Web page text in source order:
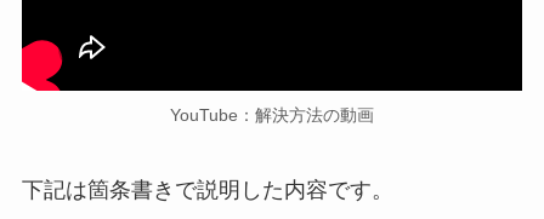
YouTube：解決方法の動画
下記は箇条書きで説明した内容です。